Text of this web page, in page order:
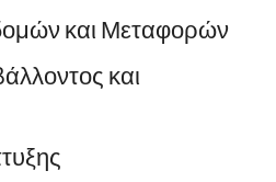
και Μεταφορών
και